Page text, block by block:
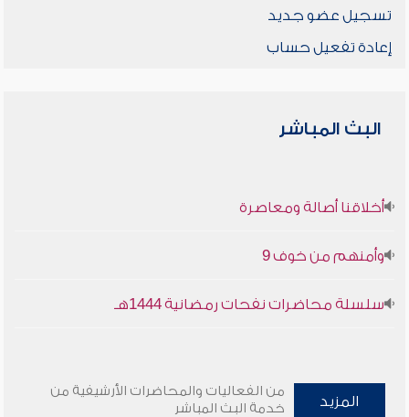
تسجيل عضو جديد
إعادة تفعيل حساب
البث المباشر
أخلاقنا أصالة ومعاصرة
وأمنهم من خوف 9
سلسلة محاضرات نفحات رمضانية 1444هـ
المزيد
من الفعاليات والمحاضرات الأرشيفية من
خدمة البث المباشر